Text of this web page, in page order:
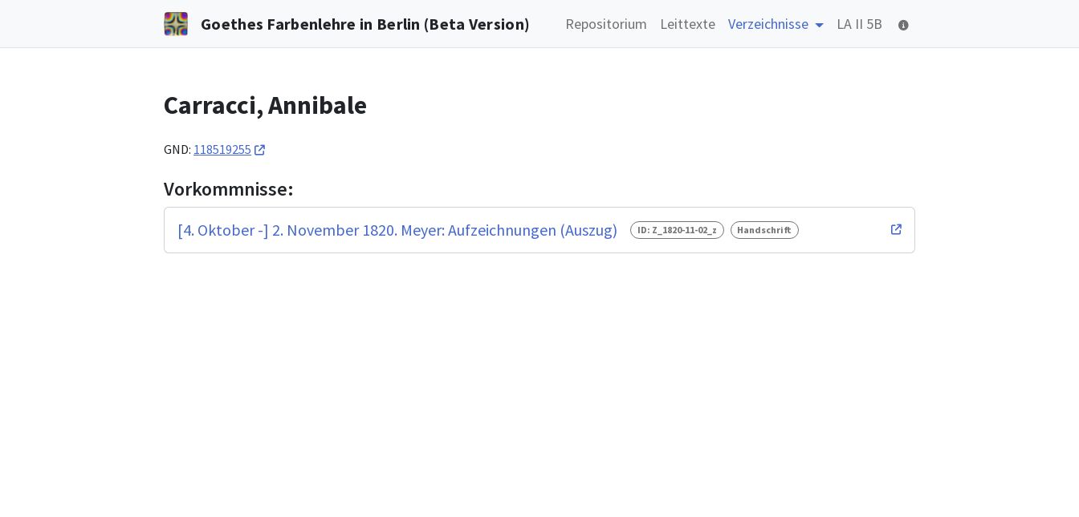
Goethes Farbenlehre in Berlin (Beta Version) Repositorium Leittexte Verzeichnisse LA II 5B
Carracci, Annibale
GND: 118519255
Vorkommnisse:
[4. Oktober -] 2. November 1820. Meyer: Aufzeichnungen (Auszug) ID: Z_1820-11-02_z Handschrift